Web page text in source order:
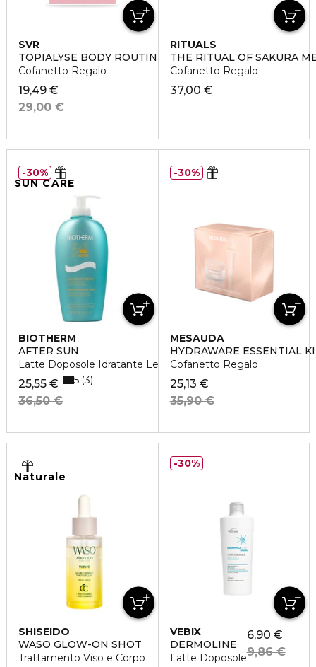
SVR
TOPIALYSE BODY ROUTINE
Cofanetto Regalo
19,49 €
29,00 €
RITUALS
THE RITUAL OF SAKURA
Cofanetto Regalo
37,00 €
SUN CARE
BIOTHERM
AFTER SUN
Latte Doposole Idratante Lenitivo
25,55 €
36,50 €
5 3
30%
MESAUDA
HYDRAWARE ESSENTIAL
Cofanetto Regalo
25,13 €
35,90 €
30%
Naturale
SHISEIDO
WASO GLOW-ON SHOT
Trattamento Viso e Corpo
VEBIX
DERMOLINE
Latte Doposole
6,90 €
9,86 €
30%